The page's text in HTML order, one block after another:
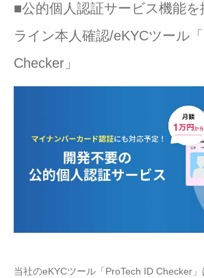
■公的個人認証サービス機能を
ライン本人確認/eKYCツール
Checker」
当社のeKYCツール「ProTech ID Checker